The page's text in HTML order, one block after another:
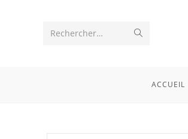
Rechercher…
ACCUEIL